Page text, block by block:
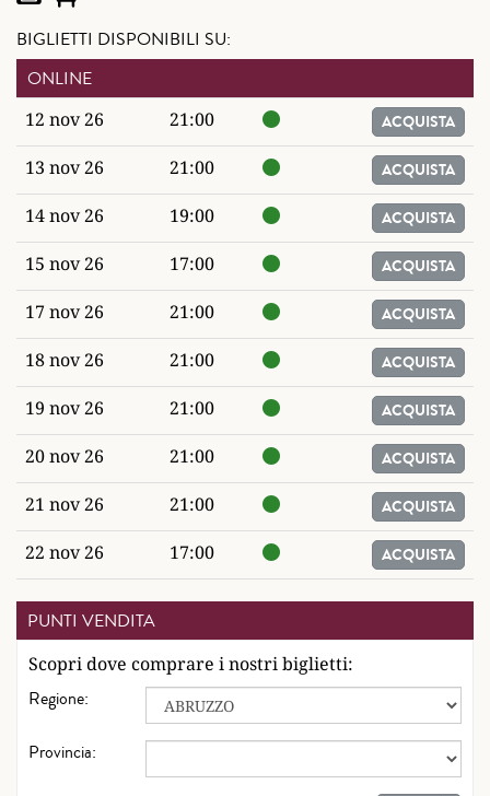
BIGLIETTI DISPONIBILI SU:
ONLINE
12 nov 26 21:00 ACQUISTA
13 nov 26 21:00 ACQUISTA
14 nov 26 19:00 ACQUISTA
15 nov 26 17:00 ACQUISTA
17 nov 26 21:00 ACQUISTA
18 nov 26 21:00 ACQUISTA
19 nov 26 21:00 ACQUISTA
20 nov 26 21:00 ACQUISTA
21 nov 26 21:00 ACQUISTA
22 nov 26 17:00 ACQUISTA
PUNTI VENDITA
Scopri dove comprare i nostri biglietti:
Regione:
Provincia: